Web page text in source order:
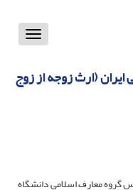
Toggle
قانون مدنی ایران (ارث زوجه از زوج
معارف اسلامی دانشگاه